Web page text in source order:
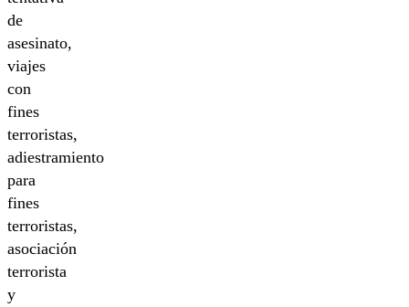
de
asesinato,
viajes
con
fines
terroristas,
adiestramiento
para
fines
terroristas,
asociación
terrorista
y